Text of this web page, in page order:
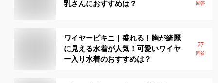
乳さんにおすすめは？
回答
ワイヤービキニ｜盛れる！胸が綺麗
に見える水着が人気！可愛いワイヤ
ー入り水着のおすすめは？
27
回答